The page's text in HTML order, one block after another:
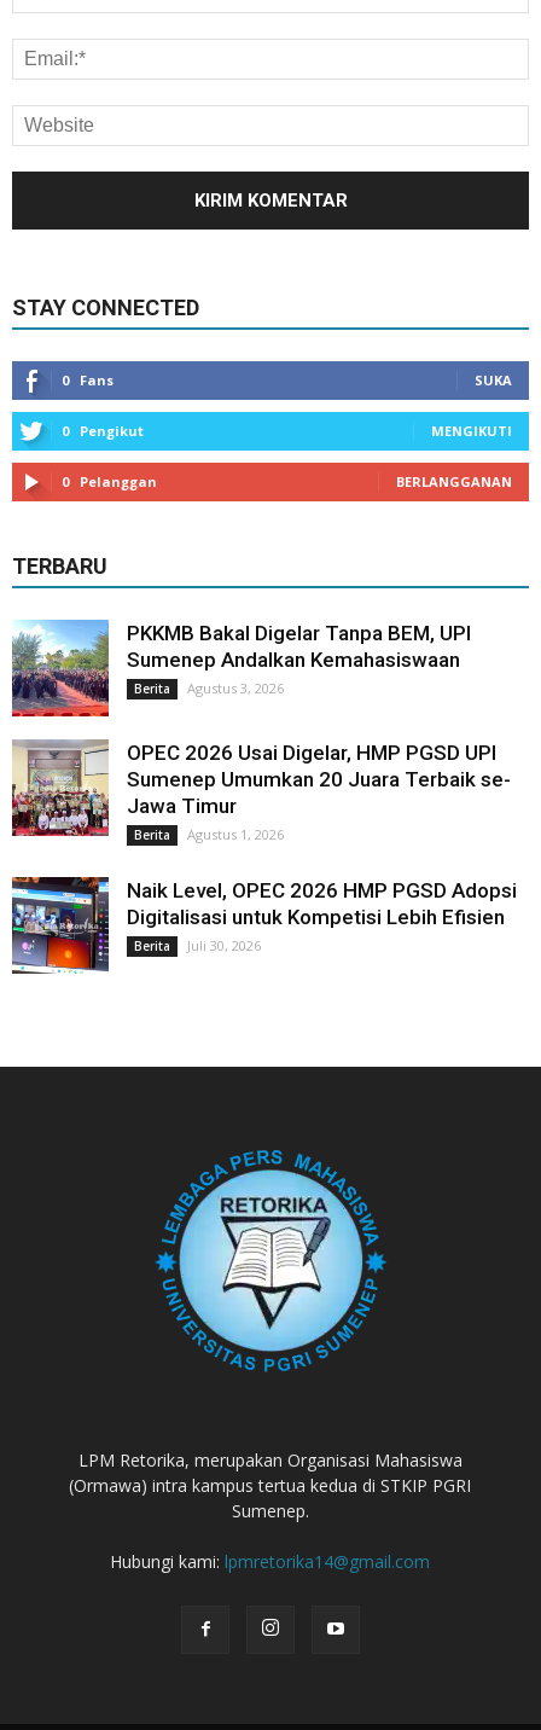
STAY CONNECTED
0 Fans SUKA
0 Pengikut MENGIKUTI
0 Pelanggan BERLANGGANAN
TERBARU
PKKMB Bakal Digelar Tanpa BEM, UPI
Sumenep Andalkan Kemahasiswaan
Berita Agustus 3, 2026
OPEC 2026 Usai Digelar, HMP PGSD UPI
Sumenep Umumkan 20 Juara Terbaik se-
Jawa Timur
Berita Agustus 1, 2026
Naik Level, OPEC 2026 HMP PGSD Adopsi
Digitalisasi untuk Kompetisi Lebih Efisien
Berita Juli 30, 2026
LPM Retorika, merupakan Organisasi Mahasiswa
(Ormawa) intra kampus tertua kedua di STKIP PGRI
Sumenep.
Hubungi kami: lpmretorika14@gmail.com